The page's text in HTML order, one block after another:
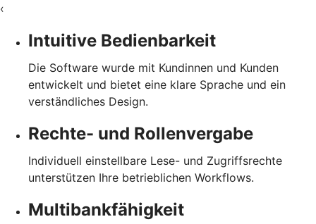
‹
Intuitive Bedienbarkeit
Die Software wurde mit Kundinnen und Kunden
entwickelt und bietet eine klare Sprache und ein
verständliches Design.
Rechte- und Rollenvergabe
Individuell einstellbare Lese- und Zugriffsrechte
unterstützen Ihre betrieblichen Workflows.
Multibankfähigkeit